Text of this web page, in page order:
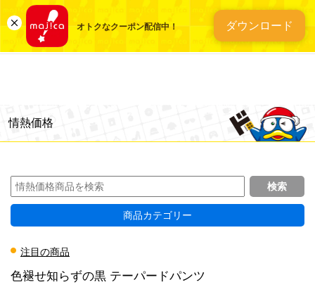
オトクなクーポン配信中！ ダウンロード
総合ディスカウント
情熱価格
商品カテゴリー
注目の商品
色褪せ知らずの黒 テーパードパンツ